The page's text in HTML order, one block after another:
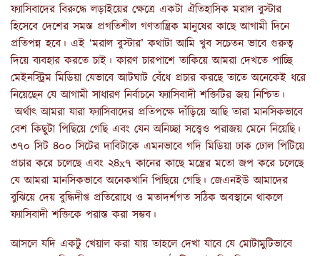
ফ্যাসিবাদের বিরুদ্ধে লড়াইয়ের ক্ষেত্রে একটা ঐতিহাসিক মরাল বুস্টার
হিসেবে দেশের সমস্ত প্রগতিশীল গণতান্ত্রিক মানুষের কাছে আগামী দিনে
প্রতিপন্ন হবে। এই ‘মরাল বুস্টার’ কথাটা আমি খুব সচেতন ভাবে গুরুত্ব
দিয়ে ব্যবহার করতে চাই। কারণ চারপাশে তাকিয়ে আমরা দেখতে পাচ্ছি
মেইনস্ট্রিম মিডিয়া যেভাবে আটঘাট বেঁধে প্রচার করছে তাতে অনেকেই ধরে
নিয়েছেন যে আগামী সাধারণ নির্বাচনে ফ্যাসিবাদী শক্তিটির জয় নিশ্চিত।
অর্থাৎ আমরা যারা ফ্যাসিবাদের প্রতিপক্ষে দাঁড়িয়ে আছি তারা মানসিকভাবে
বেশ কিছুটা পিছিয়ে গেছি এবং যেন অনিচ্ছা সত্ত্বেও পরাজয় মেনে নিয়েছি।
৩৭০ সিট ৪০০ সিটের দাবিটাকে এমনভাবে গদি মিডিয়া ঢাক ঢোল পিটিয়ে
প্রচার করে চলেছে এবং ২৪x৭ কানের কাছে মন্ত্রের মতো জপ করে চলেছে
যে আমরা মানসিকভাবে অনেকখানি পিছিয়ে গেছি। জেএনইউ আমাদের
বুঝিয়ে দেয় বুদ্ধিদীপ্ত প্রতিরোধে ও মতাদর্শগত সঠিক অবস্থানে থাকলে
ফ্যাসিবাদী শক্তিকে পরাস্ত করা সম্ভব।
আসলে যদি একটু খেয়াল করা যায় তাহলে দেখা যাবে যে মোটামুটিভাবে